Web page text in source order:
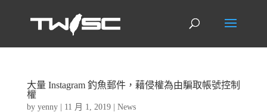
大量 Instagram 釣魚郵件，藉侵權為由騙取帳號控制
權
by yenny| 11 月 1, 2019| News